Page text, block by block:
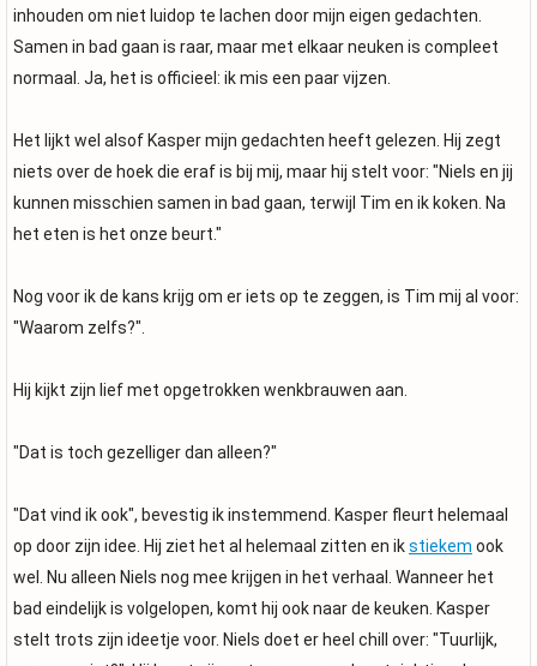
inhouden om niet luidop te lachen door mijn eigen gedachten.
Samen in bad gaan is raar, maar met elkaar neuken is compleet
normaal. Ja, het is officieel: ik mis een paar vijzen.
Het lijkt wel alsof Kasper mijn gedachten heeft gelezen. Hij zegt
niets over de hoek die eraf is bij mij, maar hij stelt voor: "Niels en jij
kunnen misschien samen in bad gaan, terwijl Tim en ik koken. Na
het eten is het onze beurt."
Nog voor ik de kans krijg om er iets op te zeggen, is Tim mij al voor:
"Waarom zelfs?".
Hij kijkt zijn lief met opgetrokken wenkbrauwen aan.
"Dat is toch gezelliger dan alleen?"
"Dat vind ik ook", bevestig ik instemmend. Kasper fleurt helemaal
op door zijn idee. Hij ziet het al helemaal zitten en ikstiekem ook
wel. Nu alleen Niels nog mee krijgen in het verhaal. Wanneer het
bad eindelijk is volgelopen, komt hij ook naar de keuken. Kasper
stelt trots zijn ideetje voor. Niels doet er heel chill over: "Tuurlijk,